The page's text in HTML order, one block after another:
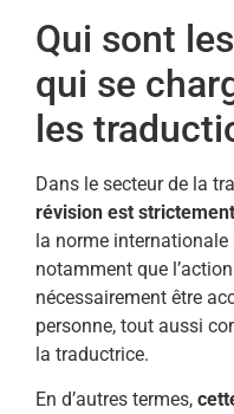
Qui sont
qui se
les
Dans le secteur de la
révision est
la norme
notamment que
nécessairement être
personne, tout aussi
la traductrice.
En d’autres termes,